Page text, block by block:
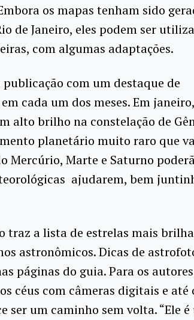
os mapas tenham sido
de Janeiro, eles podem ser
com algumas adaptações.
com um destaque de
cada um dos meses. Em
alto brilho na constelação de
planetário muito raro que
Mercúrio, Marte e Saturno
ajudarem, bem
traz a lista de estrelas mais
astronômicos. Dicas de
páginas do guia. Para os
céus com câmeras digitais e até
ser um caminho sem volta. “Ele